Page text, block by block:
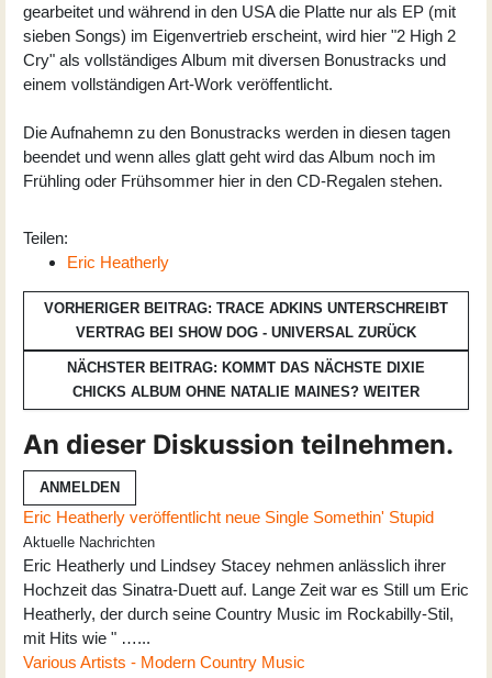
gearbeitet und während in den USA die Platte nur als EP (mit
sieben Songs) im Eigenvertrieb erscheint, wird hier "2 High 2
Cry" als vollständiges Album mit diversen Bonustracks und
einem vollständigen Art-Work veröffentlicht.
Die Aufnahemn zu den Bonustracks werden in diesen tagen
beendet und wenn alles glatt geht wird das Album noch im
Frühling oder Frühsommer hier in den CD-Regalen stehen.
Teilen:
Eric Heatherly
VORHERIGER BEITRAG: TRACE ADKINS UNTERSCHREIBT
VERTRAG BEI SHOW DOG - UNIVERSAL ZURÜCK
NÄCHSTER BEITRAG: KOMMT DAS NÄCHSTE DIXIE
CHICKS ALBUM OHNE NATALIE MAINES? WEITER
An dieser Diskussion teilnehmen.
ANMELDEN
Eric Heatherly veröffentlicht neue Single Somethin' Stupid
Aktuelle Nachrichten
Eric Heatherly und Lindsey Stacey nehmen anlässlich ihrer
Hochzeit das Sinatra-Duett auf. Lange Zeit war es Still um Eric
Heatherly, der durch seine Country Music im Rockabilly-Stil,
mit Hits wie " …...
Various Artists - Modern Country Music